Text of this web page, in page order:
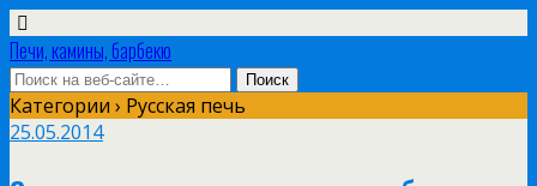
Печи, камины, барбекю
Категории › Русская печь
25.05.2014